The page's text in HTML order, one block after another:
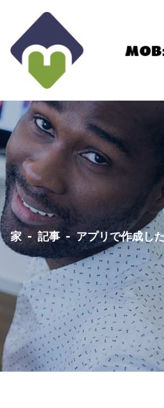
家 - 記事 - アプリで作成し